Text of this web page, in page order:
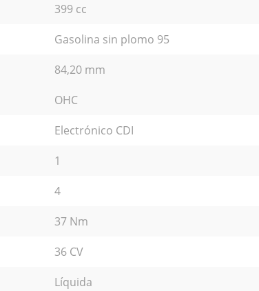
399 cc
Gasolina sin plomo 95
84,20 mm
OHC
Electrónico CDI
1
4
37 Nm
36 CV
Líquida